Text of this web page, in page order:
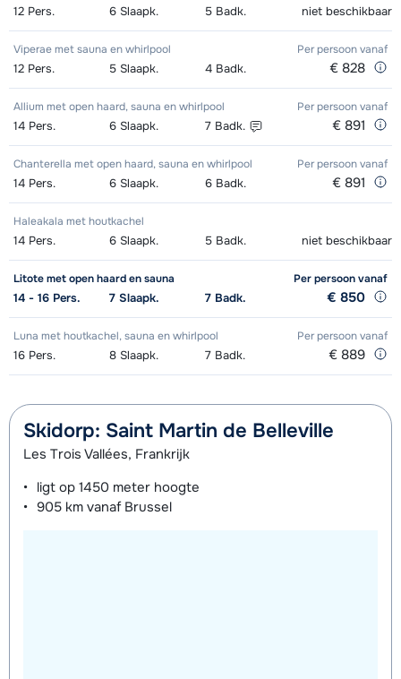
12 Pers. 6 Slaapk. 5 Badk. niet beschikbaar
Viperae met sauna en whirlpool Per persoonvanaf
12 Pers. 5 Slaapk. 4 Badk. € 828
Allium met open haard, sauna en whirlpool Per persoonvanaf
14 Pers. 6 Slaapk. 7 Badk. € 891
Chanterella met open haard, sauna en whirlpool Per persoonvanaf
14 Pers. 6 Slaapk. 6 Badk. € 891
Haleakala met houtkachel
14 Pers. 6 Slaapk. 5 Badk. niet beschikbaar
Litote met open haard en sauna Per persoonvanaf
14 - 16 Pers. 7 Slaapk. 7 Badk. € 850
Luna met houtkachel, sauna en whirlpool Per persoonvanaf
16 Pers. 8 Slaapk. 7 Badk. € 889
Skidorp: Saint Martin de Belleville
Les Trois Vallées, Frankrijk
ligt op 1450 meter hoogte
905 km vanaf Brussel